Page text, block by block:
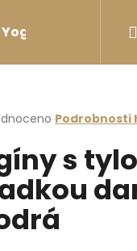
Yoga sport Láhve
Podrobnosti
s